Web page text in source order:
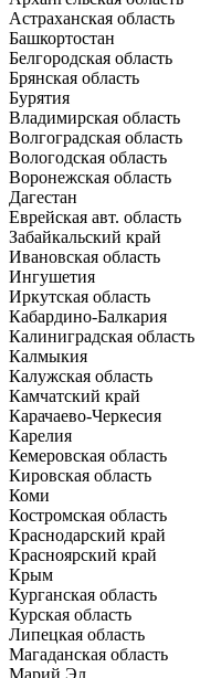
Астраханская область
Башкортостан
Белгородская область
Брянская область
Бурятия
Владимирская область
Волгоградская область
Вологодская область
Воронежская область
Дагестан
Еврейская авт. область
Забайкальский край
Ивановская область
Ингушетия
Иркутская область
Кабардино-Балкария
Калиниградская область
Калмыкия
Калужская область
Камчатский край
Карачаево-Черкесия
Карелия
Кемеровская область
Кировская область
Коми
Костромская область
Краснодарский край
Красноярский край
Крым
Курганская область
Курская область
Липецкая область
Магаданская область
Марий Эл